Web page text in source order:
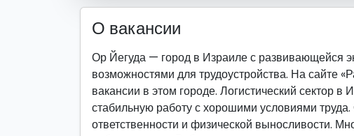
О вакансии
Ор Йегуда — город в Израиле с развивающейся
возможностями для трудоустройства. На сайте
вакансии в этом городе. Логистический сектор в
стабильную работу с хорошими условиями
ответственности и физической выносливости.